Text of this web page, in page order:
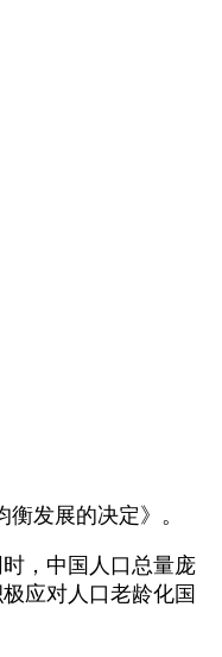
发展的决定》。
，中国人口总量庞
应对人口老龄化国